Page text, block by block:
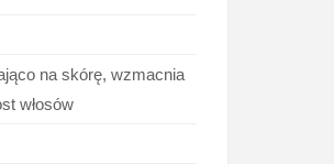
na skórę, wzmacnia
włosów